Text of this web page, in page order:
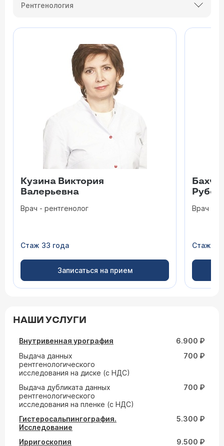
Рентгенология
Кузина Виктория
Валерьевна
Врач - рентгенолог
Стаж 33 года
Записаться на прием
Врач
Стаж 15
НАШИ УСЛУГИ
Внутривенная урография
6.900 ₽
Выдача данных
рентгенологического
исследования на диске (с НДС)
700 ₽
Выдача дубликата данных
рентгенологического
исследования на пленке (с НДС)
700 ₽
Гистеросальпингография.
Исследование
5.300 ₽
Ирригоскопия 9.500 ₽